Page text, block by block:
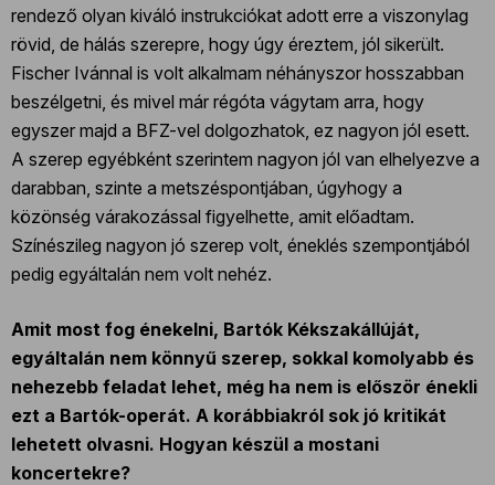
rendező olyan kiváló instrukciókat adott erre a viszonylag
rövid, de hálás szerepre, hogy úgy éreztem, jól sikerült.
Fischer Ivánnal is volt alkalmam néhányszor hosszabban
beszélgetni, és mivel már régóta vágytam arra, hogy
egyszer majd a BFZ-vel dolgozhatok, ez nagyon jól esett.
A szerep egyébként szerintem nagyon jól van elhelyezve a
darabban, szinte a metszéspontjában, úgyhogy a
közönség várakozással figyelhette, amit előadtam.
Színészileg nagyon jó szerep volt, éneklés szempontjából
pedig egyáltalán nem volt nehéz.
Amit most fog énekelni, Bartók Kékszakállúját,
egyáltalán nem könnyű szerep, sokkal komolyabb és
nehezebb feladat lehet, még ha nem is először énekli
ezt a Bartók-operát. A korábbiakról sok jó kritikát
lehetett olvasni. Hogyan készül a mostani
koncertekre?